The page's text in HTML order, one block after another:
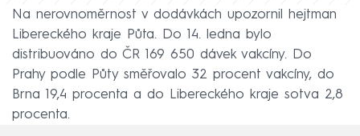
Na nerovnoměrnost v dodávkách upozornil hejtman
Libereckého kraje Půta. Do 14. ledna bylo
distribuováno do ČR 169 650 dávek vakcíny. Do
Prahy podle Půty směřovalo 32 procent vakcíny, do
Brna 19,4 procenta a do Libereckého kraje sotva 2,8
procenta.